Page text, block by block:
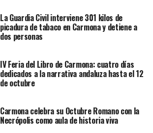
La Guardia Civil interviene 301 kilos de
picadura de tabaco en Carmona y detiene a
dos personas
IV Feria del Libro de Carmona: cuatro días
dedicados a la narrativa andaluza hasta el 12
de octubre
Carmona celebra su Octubre Romano con la
Necrópolis como aula de historia viva